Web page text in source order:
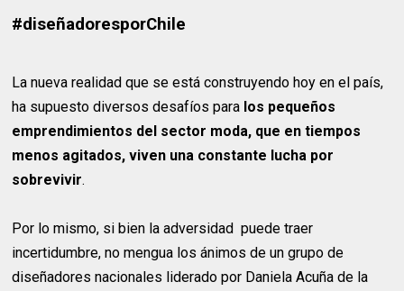
#diseñadoresporChile
La nueva realidad que se está construyendo hoy en el país,
ha supuesto diversos desafíos para los pequeños
emprendimientos del sector moda, que en tiempos
menos agitados, viven una constante lucha por
sobrevivir.
Por lo mismo, si bien la adversidad puede traer
incertidumbre, no mengua los ánimos de un grupo de
diseñadores nacionales liderado por Daniela Acuña de la